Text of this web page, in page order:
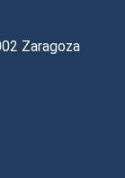
Zaragoza